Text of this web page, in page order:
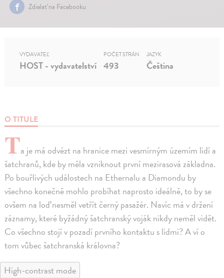
Zdielať na Facebooku
O TITULE
Ta je má odvézt na hranice mezi vesmírným územím lidí a
šatchranů, kde by měla vzniknout první mezirasová základna.
Po bouřlivých událostech na Ethernalu a Diamondu by
všechno konečně mohlo probíhat naprosto ideálně, to by se
ovšem na loď nesměl vetřít černý pasažér. Navíc má v držení
záznamy, které byžádný šatchranský voják nikdy neměl vidět.
Co všechno stojí v pozadí prvního kontaktu s lidmi? A ví o
tom vůbec šatchranská královna?
VYDAVATEĽ
HOST - vydavatelství
POČET STRÁN
493
JAZYK
Čeština
High-contrast mode